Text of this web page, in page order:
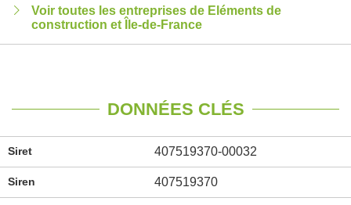
Voir toutes les entreprises de Eléments de
construction et Île-de-France
DONNÉES CLÉS
Siret 407519370-00032
Siren 407519370